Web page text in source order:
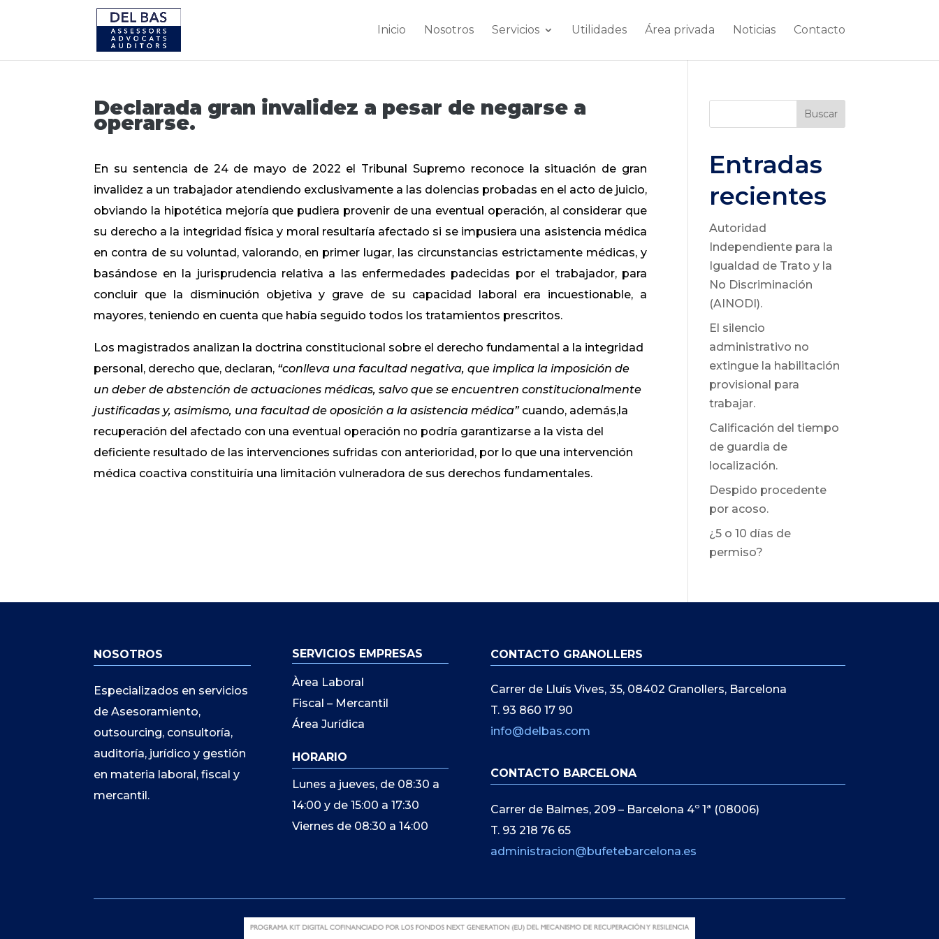
Inicio Nosotros Servicios Utilidades Área privada Noticias Contacto
Declarada gran invalidez a pesar de negarse a
operarse.
En su sentencia de 24 de mayo de 2022 el Tribunal Supremo reconoce la situación de gran
invalidez a un trabajador atendiendo exclusivamente a las dolencias probadas en el acto de juicio,
obviando la hipotética mejoría que pudiera provenir de una eventual operación, al considerar que
su derecho a la integridad física y moral resultaría afectado si se impusiera una asistencia médica
en contra de su voluntad, valorando, en primer lugar, las circunstancias estrictamente médicas, y
basándose en la jurisprudencia relativa a las enfermedades padecidas por el trabajador, para
concluir que la disminución objetiva y grave de su capacidad laboral era incuestionable, a
mayores, teniendo en cuenta que había seguido todos los tratamientos prescritos.
Los magistrados analizan la doctrina constitucional sobre el derecho fundamental a la integridad
personal, derecho que, declaran, “conlleva una facultad negativa, que implica la imposición de
un deber de abstención de actuaciones médicas, salvo que se encuentren constitucionalmente
justificadas y, asimismo, una facultad de oposición a la asistencia médica” cuando, además,la
recuperación del afectado con una eventual operación no podría garantizarse a la vista del
deficiente resultado de las intervenciones sufridas con anterioridad, por lo que una intervención
médica coactiva constituiría una limitación vulneradora de sus derechos fundamentales.
Buscar
Entradas
recientes
Autoridad
Independiente para la
Igualdad de Trato y la
No Discriminación
(AINODI).
El silencio
administrativo no
extingue la habilitación
provisional para
trabajar.
Calificación del tiempo
de guardia de
localización.
Despido procedente
por acoso.
¿5 o 10 días de
permiso?
NOSOTROS
Especializados en servicios
de Asesoramiento,
outsourcing, consultoría,
auditoría, jurídico y gestión
en materia laboral, fiscal y
mercantil.
SERVICIOS EMPRESAS
Àrea Laboral
Fiscal – Mercantil
Área Jurídica
HORARIO
Lunes a jueves, de 08:30 a
14:00 y de 15:00 a 17:30
Viernes de 08:30 a 14:00
CONTACTO GRANOLLERS
Carrer de Lluís Vives, 35, 08402 Granollers, Barcelona
T. 93 860 17 90
info@delbas.com
CONTACTO BARCELONA
Carrer de Balmes, 209 – Barcelona 4º 1ª (08006)
T. 93 218 76 65
administracion@bufetebarcelona.es